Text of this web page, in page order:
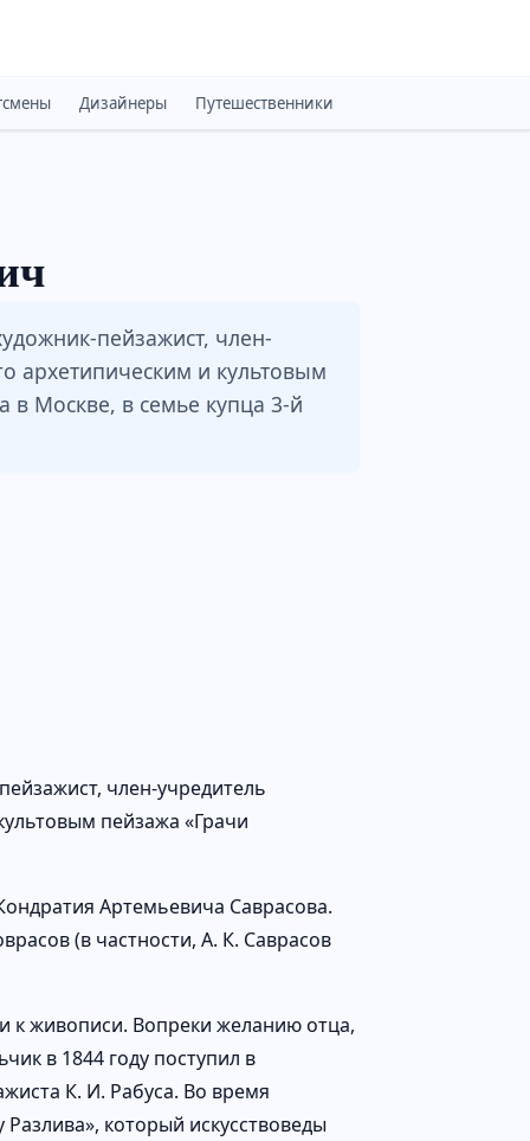
Дизайнеры Путешественники
пейзажист, член-
архетипическим и культовым
в Москве, в семье купца 3-й
член-учредитель
пейзажа «Грачи
Артемьевича Саврасова.
(в частности, А. К. Саврасов
к живописи. Вопреки желанию отца,
в 1844 году поступил в
К. И. Рабуса. Во время
который искусствоведы